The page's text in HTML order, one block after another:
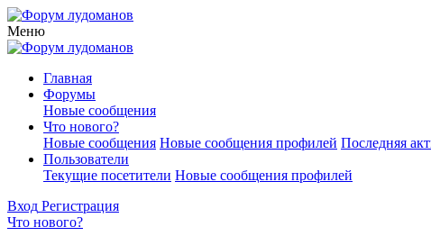
Меню
Главная
Форумы
Новые сообщения
Что нового?
Новые сообщения Новые сообщения профилей Последняя
Пользователи
Текущие посетители Новые сообщения профилей
Вход Регистрация
Что нового?